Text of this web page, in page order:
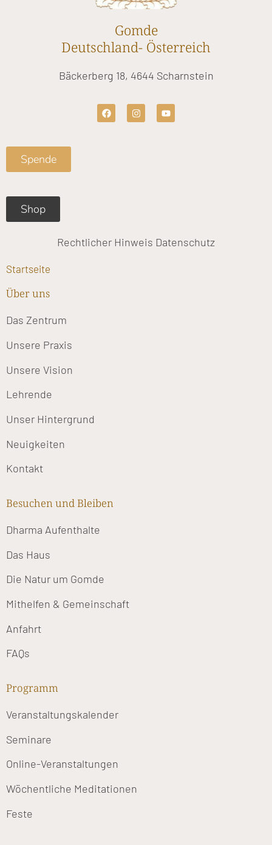
Gomde
Deutschland- Österreich
Bäckerberg 18, 4644 Scharnstein
F
a
c
I
n
s
Y
o
u
Spende
Shop
Rechtlicher Hinweis Datenschutz
Startseite
Über uns
Das Zentrum
Unsere Praxis
Unsere Vision
Lehrende
Unser Hintergrund
Neuigkeiten
Kontakt
Besuchen und Bleiben
Dharma Aufenthalte
Das Haus
Die Natur um Gomde
Mithelfen & Gemeinschaft
Anfahrt
FAQs
Programm
Veranstaltungskalender
Seminare
Online-Veranstaltungen
Wöchentliche Meditationen
Feste